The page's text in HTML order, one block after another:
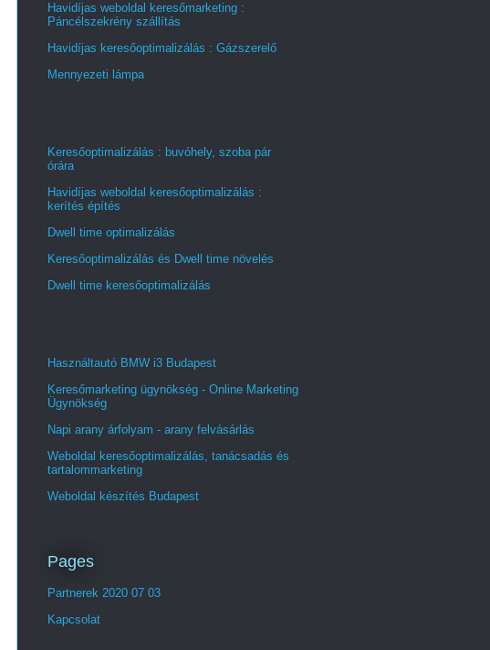
Havidíjas weboldal keresőmarketing :
Páncélszekrény szállítás
Havidíjas keresőoptimalizálás : Gázszerelő
Mennyezeti lámpa
Keresőoptimalizálás : buvóhely, szoba pár
órára
Havidíjas weboldal keresőoptimalizálás :
kerítés építés
Dwell time optimalizálás
Keresőoptimalizálás és Dwell time növelés
Dwell time keresőoptimalizálás
Használtautó BMW i3 Budapest
Keresőmarketing ügynökség - Online Marketing
Ügynökség
Napi arany árfolyam - arany felvásárlás
Weboldal keresőoptimalizálás, tanácsadás és
tartalommarketing
Weboldal készítés Budapest
Pages
Partnerek 2020 07 03
Kapcsolat